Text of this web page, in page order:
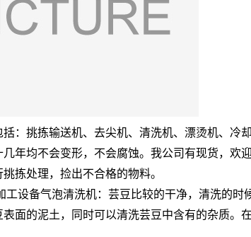
：挑拣输送机、去尖机、清洗机、漂烫机、冷
年均不会变形，不会腐蚀。我公司有现货，欢
拣处理，捡出不合格的物料。
工设备气泡清洗机：芸豆比较的干净，清洗的时
面的泥土，同时可以清洗芸豆中含有的杂质